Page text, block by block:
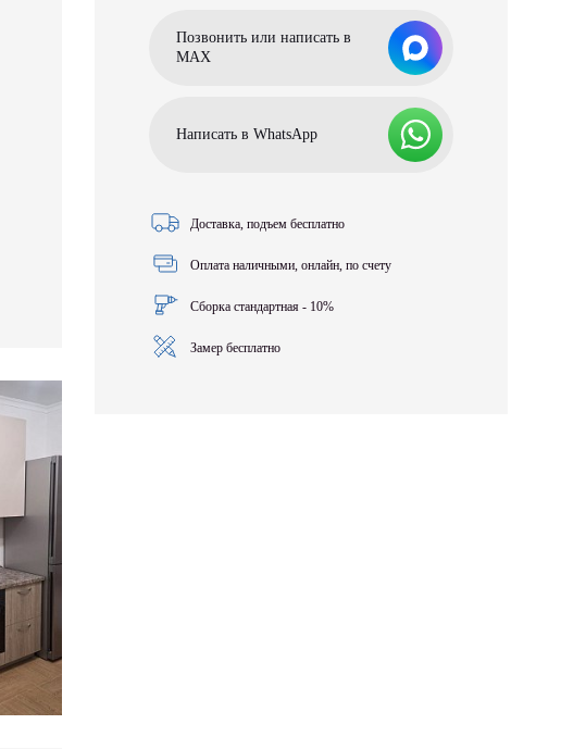
Позвонить или написать в
МАХ
Написать в WhatsApp
Доставка, подъем бесплатно
Оплата наличными, онлайн, по счету
Сборка стандартная - 10%
Замер бесплатно